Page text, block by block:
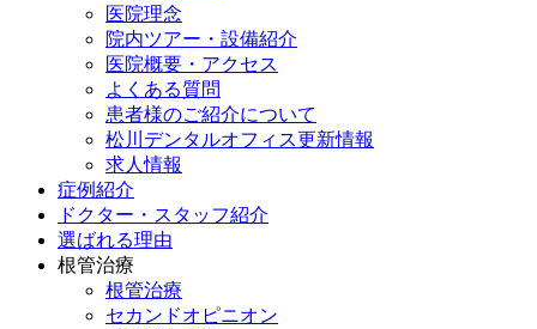
医院理念
院内ツアー・設備紹介
医院概要・アクセス
よくある質問
患者様のご紹介について
松川デンタルオフィス更新情報
求人情報
症例紹介
ドクター・スタッフ紹介
選ばれる理由
根管治療
根管治療
セカンドオピニオン